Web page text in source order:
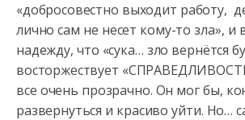
«добросовестно выходит работу,
лично сам не несет кому-то зла», и
надежду, что «сука… зло вернётся
восторжествует
все очень прозрачно. Он мог бы,
развернуться и красиво уйти. Но…